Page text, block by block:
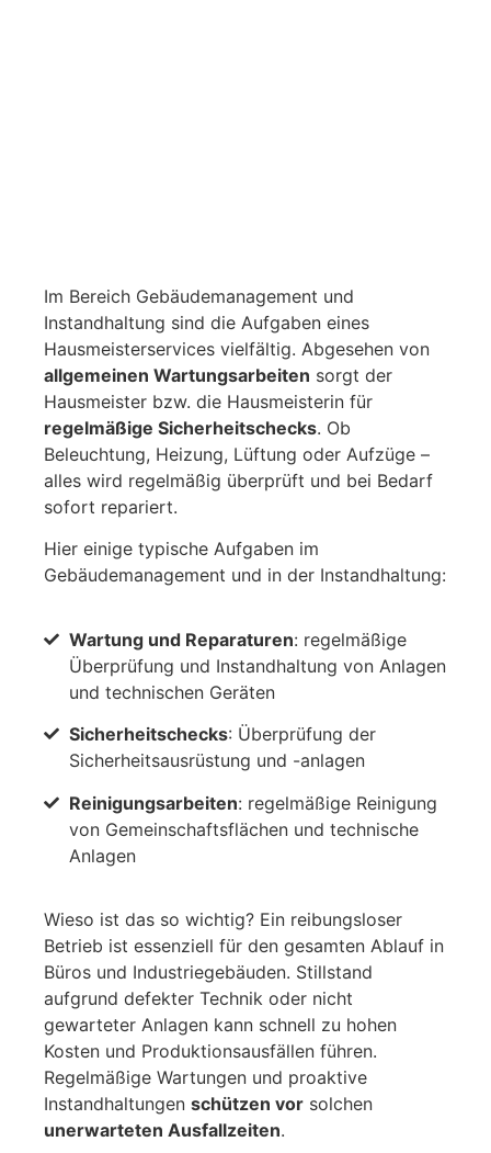
Im Bereich Gebäudemanagement und
Instandhaltung sind die Aufgaben eines
Hausmeisterservices vielfältig. Abgesehen von
allgemeinen Wartungsarbeiten sorgt der
Hausmeister bzw. die Hausmeisterin für
regelmäßige Sicherheitschecks. Ob
Beleuchtung, Heizung, Lüftung oder Aufzüge –
alles wird regelmäßig überprüft und bei Bedarf
sofort repariert.
Hier einige typische Aufgaben im
Gebäudemanagement und in der Instandhaltung:
Wartung und Reparaturen: regelmäßige
Überprüfung und Instandhaltung von Anlagen
und technischen Geräten
Sicherheitschecks: Überprüfung der
Sicherheitsausrüstung und -anlagen
Reinigungsarbeiten: regelmäßige Reinigung
von Gemeinschaftsflächen und technische
Anlagen
Wieso ist das so wichtig? Ein reibungsloser
Betrieb ist essenziell für den gesamten Ablauf in
Büros und Industriegebäuden. Stillstand
aufgrund defekter Technik oder nicht
gewarteter Anlagen kann schnell zu hohen
Kosten und Produktionsausfällen führen.
Regelmäßige Wartungen und proaktive
Instandhaltungen schützen vor solchen
unerwarteten Ausfallzeiten.